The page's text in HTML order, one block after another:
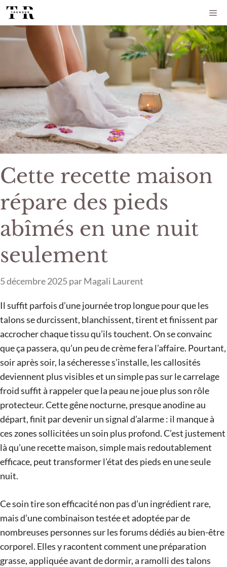
Aller
au
contenu
Cette recette maison
répare des pieds
abîmés en une nuit
seulement
5 décembre 2025parMagali Laurent
Il suffit parfois d’une journée trop longue pour que les
talons se durcissent, blanchissent, tirent et finissent par
accrocher chaque tissu qu’ils touchent. On se convainc
que ça passera, qu’un peu de crème fera l’affaire. Pourtant,
soir après soir, la sécheresse s’installe, les callosités
deviennent plus visibles et un simple pas sur le carrelage
froid suffit à rappeler que la peau ne joue plus son rôle
protecteur. Cette gêne nocturne, presque anodine au
départ, finit par devenir un signal d’alarme : il manque à
ces zones sollicitées un soin plus profond. C’est justement
là qu’une recette maison, simple mais redoutablement
efficace, peut transformer l’état des pieds en une seule
nuit.
Ce soin tire son efficacité non pas d’un ingrédient rare,
mais d’une combinaison testée et adoptée par de
nombreuses personnes sur les forums dédiés au bien-être
corporel. Elles y racontent comment une préparation
grasse, appliquée avant de dormir, a ramolli des talons